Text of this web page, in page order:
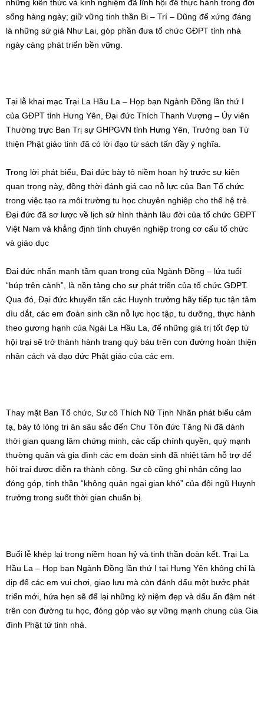
Trong lời phát biểu, Đại đức bày tỏ niềm hoan hỷ trước sự kiện
quan trọng này, đồng thời đánh giá cao nỗ lực của Ban Tổ chức
trong việc tạo ra môi trường tu học chuyên nghiệp cho thế hệ trẻ.
Đại đức nhấn mạnh tầm quan trọng của Ngành Đồng – lứa tuổi
“búp trên cành”, là nền tảng cho sự phát triển của tổ chức GĐPT.
Qua đó, Đại đức khuyến tấn các Huynh trưởng hãy tiếp tục tận tâm
theo gương hạnh của Ngài La Hầu La, để những giá trị tốt đẹp từ
hội trại sẽ trở thành hành trang quý báu trên con đường hoàn thiện
nhân cách và đạo đức Phật giáo của các em.
tạ, bày tỏ lòng tri ân sâu sắc đến Chư Tôn đức Tăng Ni đã dành
thời gian quang lâm chứng minh, các cấp chính quyền, quý mạnh
thường quân và gia đình các em đoàn sinh đã nhiệt tâm hỗ trợ để
hội trại được diễn ra thành công. Sư cô cũng ghi nhận công lao
đóng góp, tinh thần “không quản ngại gian khó” của đội ngũ Huynh
trưởng trong suốt thời gian chuẩn bị.
Hầu La – Họp bạn Ngành Đồng lần thứ I tại Hưng Yên không chỉ là
dịp để các em vui chơi, giao lưu mà còn đánh dấu một bước phát
triển mới, hứa hẹn sẽ để lại những kỷ niệm đẹp và dấu ấn đậm nét
trên con đường tu học, đóng góp vào sự vững mạnh chung của Gia
đình Phật tử tỉnh nhà.